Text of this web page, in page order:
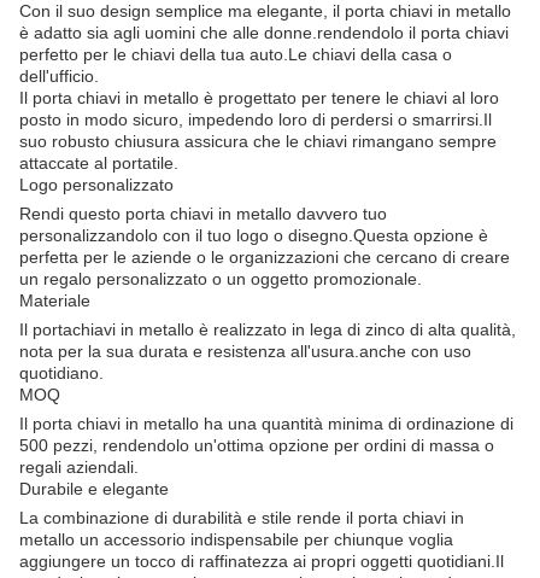
Con il suo design semplice ma elegante, il porta chiavi in metallo
è adatto sia agli uomini che alle donne.rendendolo il porta chiavi
perfetto per le chiavi della tua auto.Le chiavi della casa o
dell'ufficio.
Il porta chiavi in metallo è progettato per tenere le chiavi al loro
posto in modo sicuro, impedendo loro di perdersi o smarrirsi.Il
suo robusto chiusura assicura che le chiavi rimangano sempre
attaccate al portatile.
Logo personalizzato
Rendi questo porta chiavi in metallo davvero tuo
personalizzandolo con il tuo logo o disegno.Questa opzione è
perfetta per le aziende o le organizzazioni che cercano di creare
un regalo personalizzato o un oggetto promozionale.
Materiale
Il portachiavi in metallo è realizzato in lega di zinco di alta qualità,
nota per la sua durata e resistenza all'usura.anche con uso
quotidiano.
MOQ
Il porta chiavi in metallo ha una quantità minima di ordinazione di
500 pezzi, rendendolo un'ottima opzione per ordini di massa o
regali aziendali.
Durabile e elegante
La combinazione di durabilità e stile rende il porta chiavi in
metallo un accessorio indispensabile per chiunque voglia
aggiungere un tocco di raffinatezza ai propri oggetti quotidiani.Il